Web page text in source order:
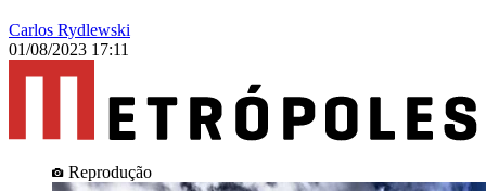
Carlos Rydlewski
01/08/2023 17:11
Reprodução